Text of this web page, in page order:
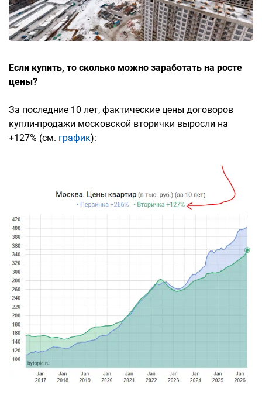
Если купить, то сколько можно заработать на росте
цены?
За последние 10 лет, фактические цены договоров
купли-продажи московской вторички выросли на
+127% (см. график):